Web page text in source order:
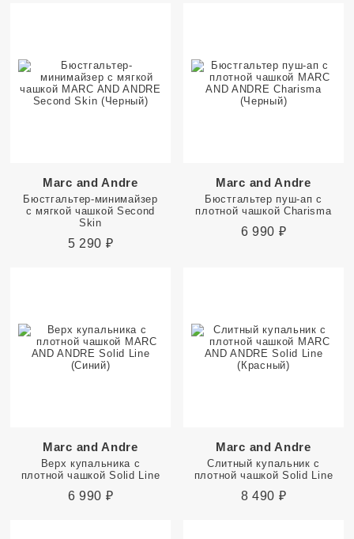
Marc and Andre
Бюстгальтер-минимайзер
с мягкой чашкой Second
Skin
5 290 ₽
Marc and Andre
Бюстгальтер пуш-ап с
плотной чашкой Charisma
6 990 ₽
Marc and Andre
Верх купальника с
плотной чашкой Solid Line
6 990 ₽
Marc and Andre
Слитный купальник с
плотной чашкой Solid Line
8 490 ₽